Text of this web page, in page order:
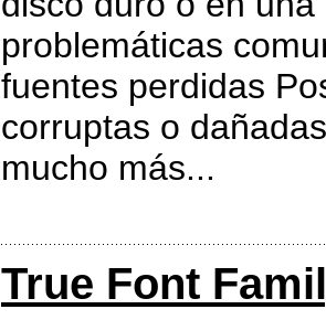
problemáticas
fuentes perdidas
corruptas o
mucho más...
True Font